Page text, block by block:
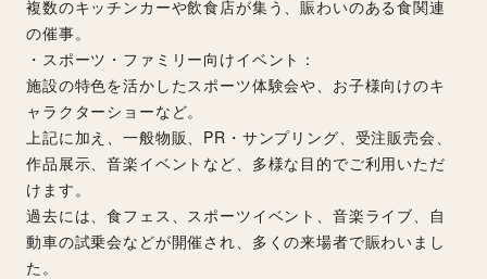
複数のキッチンカーや飲食店が集う、賑わいのある食関連
の催事。
・スポーツ・ファミリー向けイベント：
施設の特色を活かしたスポーツ体験会や、お子様向けのキ
ャラクターショーなど。
上記に加え、一般物販、PR・サンプリング、受注販売会、
作品展示、音楽イベントなど、多様な目的でご利用いただ
けます。
過去には、食フェス、スポーツイベント、音楽ライブ、自
動車の試乗会などが開催され、多くの来場者で賑わいまし
た。